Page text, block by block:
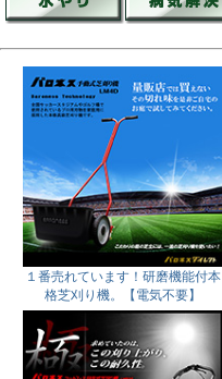
１番売れています！研磨機能付本
格芝刈り機。【電気不要】